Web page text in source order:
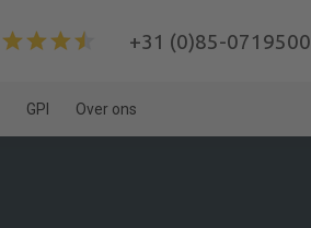
+31 (0)85-0719500
GPI Over ons